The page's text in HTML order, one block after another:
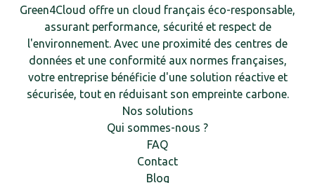
Green4Cloud offre un cloud français éco-responsable,
assurant performance, sécurité et respect de
l'environnement. Avec une proximité des centres de
données et une conformité aux normes françaises,
votre entreprise bénéficie d'une solution réactive et
sécurisée, tout en réduisant son empreinte carbone.
Nos solutions
Qui sommes-nous ?
FAQ
Contact
Blog